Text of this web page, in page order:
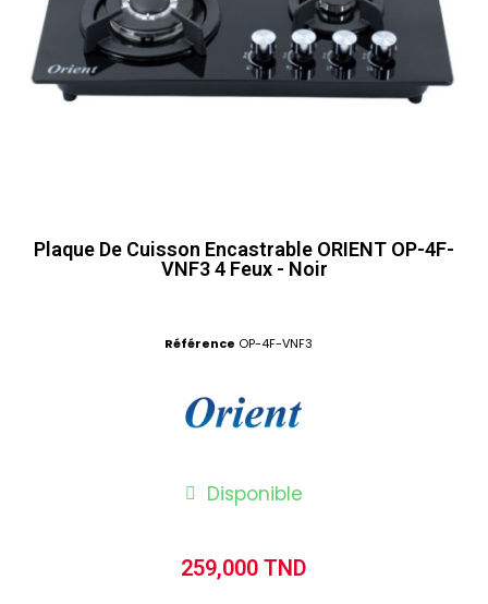
Plaque De Cuisson Encastrable ORIENT OP-4F-
VNF3 4 Feux - Noir
Référence OP-4F-VNF3
Disponible
259,000 TND